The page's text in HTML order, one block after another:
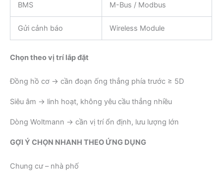
BMS M-Bus / Modbus
Gửi cảnh báo Wireless Module
Chọn theo vị trí lắp đặt
Đồng hồ cơ → cần đoạn ống thẳng phía trước ≥ 5D
Siêu âm → linh hoạt, không yêu cầu thẳng nhiều
Dòng Woltmann → cần vị trí ổn định, lưu lượng lớn
GỢI Ý CHỌN NHANH THEO ỨNG DỤNG
Chung cư – nhà phố